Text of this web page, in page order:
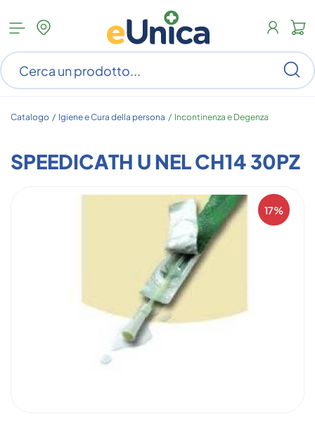
Apri
menu
categorie
Catalogo / Igiene e Cura della persona / Incontinenza e Degenza
SPEEDICATH U NEL CH14 30PZ
17%